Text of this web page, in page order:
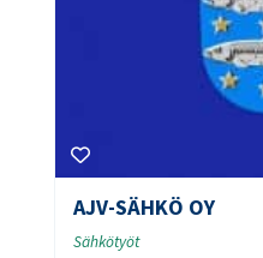
AJV-SÄHKÖ OY
Sähkötyöt